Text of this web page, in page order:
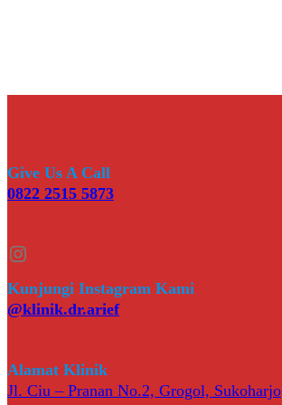
Give Us A Call
0822 2515 5873
Instagram
Kunjungi Instagram Kami
@klinik.dr.arief
Alamat Klinik
Jl. Ciu – Pranan No.2, Grogol, Sukoharjo